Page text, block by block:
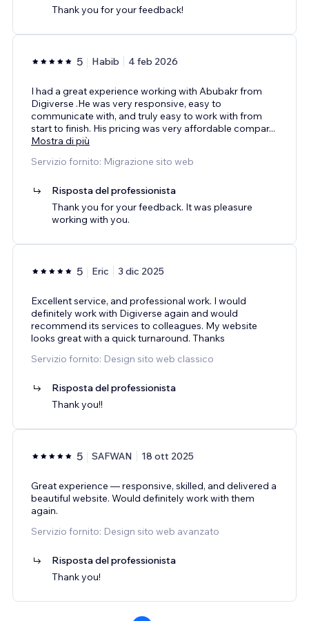
Thank you for your feedback!
5 Habib 4 feb 2026
I had a great experience working with Abubakr from
Digiverse .He was very responsive, easy to
communicate with, and truly easy to work with from
start to finish. His pricing was very affordable compar...
Mostra di più
Servizio fornito: Migrazione sito web
Risposta del professionista
Thank you for your feedback. It was pleasure
working with you.
5 Eric 3 dic 2025
Excellent service, and professional work. I would
definitely work with Digiverse again and would
recommend its services to colleagues. My website
looks great with a quick turnaround. Thanks
Servizio fornito: Design sito web classico
Risposta del professionista
Thank you!!
5 SAFWAN 18 ott 2025
Great experience — responsive, skilled, and delivered a
beautiful website. Would definitely work with them
again.
Servizio fornito: Design sito web avanzato
Risposta del professionista
Thank you!